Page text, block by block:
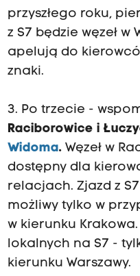
przyszłego roku,
z S7 będzie węzeł
apelują do
znaki.
3. Po trzecie -
Raciborowice i
Widoma. Węzeł w
dostępny dla
relacjach. Zjazd z
możliwy tylko w
w kierunku
lokalnych na S7 -
kierunku Warszawy.